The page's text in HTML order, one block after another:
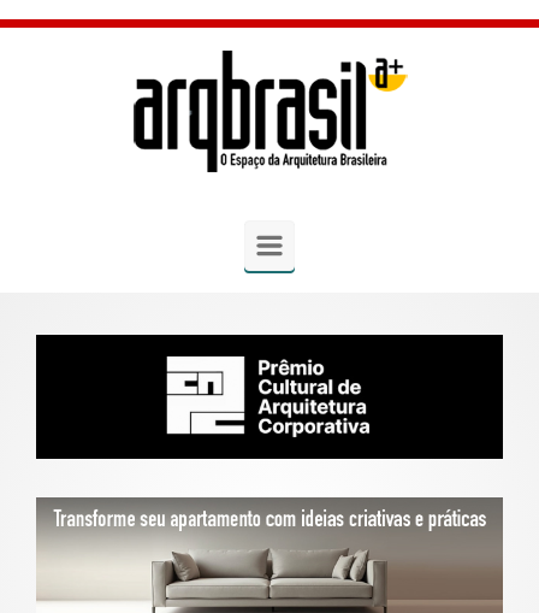
Skip to main content